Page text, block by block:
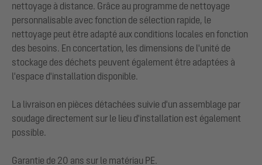
nettoyage à distance. Grâce au programme de nettoyage
personnalisable avec fonction de sélection rapide, le
nettoyage peut être adapté aux conditions locales en fonction
des besoins. En concertation, les dimensions de l'unité de
stockage des déchets peuvent également être adaptées à
l'espace d'installation disponible.
La livraison en pièces détachées suivie d'un assemblage par
soudage directement sur le lieu d'installation est également
possible.
Garantie de 20 ans sur le matériau PE.